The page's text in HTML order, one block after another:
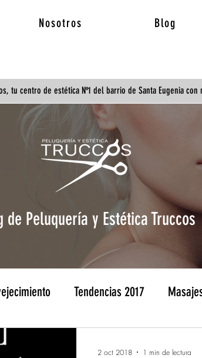
Nosotros Blog
tu centro de estética Nº1 del barrio de Santa Eugenia
de Peluquería y Estética Truccos
Tendencias 2017
Consejos
2 oct 2018 1 min de lectura